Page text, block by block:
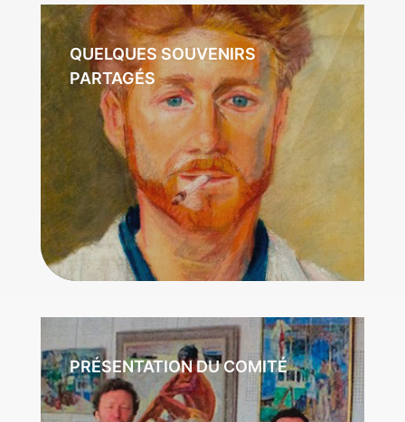
QUELQUES SOUVENIRS
PARTAGÉS
PRÉSENTATION DU COMITÉ